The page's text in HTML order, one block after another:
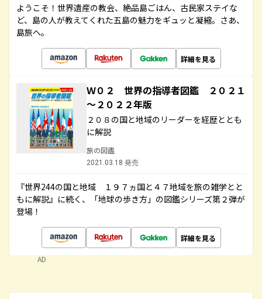
ようこそ！世界遺産の教会、絶品島ごはん、古民家ステイな
ど、島の人が教えてくれた五島の魅力をギュッと凝縮。さあ、
島旅へ。
詳細を見る
Ｗ０２ 世界の指導者図鑑 ２０２１
～２０２２年版
２０８の国と地域のリーダーを経歴ととも
に解説
旅の図鑑
2021.03.18 発売
『世界244の国と地域 １９７ヵ国と４７地域を旅の雑学とと
もに解説』に続く、「地球の歩き方」の図鑑シリーズ第２弾が
登場！
詳細を見る
AD